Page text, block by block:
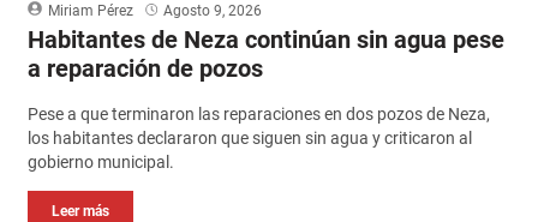
Miriam Pérez Agosto 9, 2026
Habitantes de Neza continúan sin agua pese
a reparación de pozos
Pese a que terminaron las reparaciones en dos pozos de Neza,
los habitantes declararon que siguen sin agua y criticaron al
gobierno municipal.
Leer más